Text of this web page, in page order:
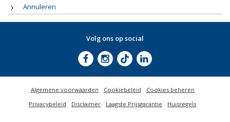
Annuleren
Volg ons op social
Algemene voorwaarden Cookiebeleid
Cookies beheren
Privacybeleid
Disclaimer Laagste Prijsgarantie Huisregels